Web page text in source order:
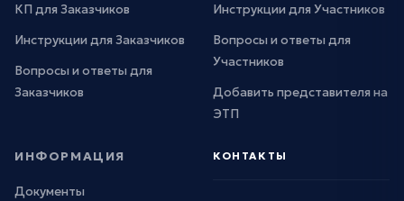
КП для Заказчиков
Инструкции для Заказчиков
Вопросы и ответы для
Заказчиков
Инструкции для Участников
Вопросы и ответы для
Участников
Добавить представителя на
ЭТП
ИНФОРМАЦИЯ
Документы
КОНТАКТЫ